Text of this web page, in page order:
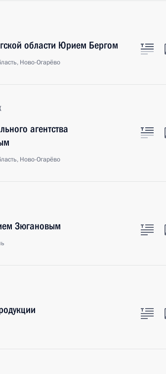
области Юрием Бергом
Ново-Огарёво
агентства
Ново-Огарёво
Зюгановым